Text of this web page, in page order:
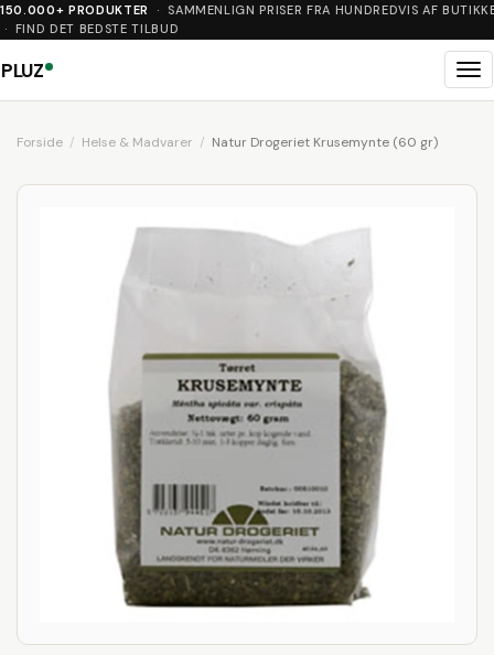
150.000+ PRODUKTER
· SAMMENLIGN PRISER FRA HUNDREDVIS AF
· FIND DET BEDSTE TILBUD
PLUZ
Forside Helse & Madvarer Natur Drogeriet Krusemynte (60 gr)